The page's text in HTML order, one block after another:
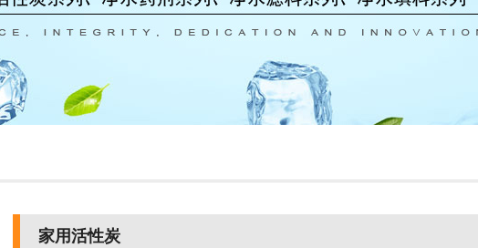
家用活性炭